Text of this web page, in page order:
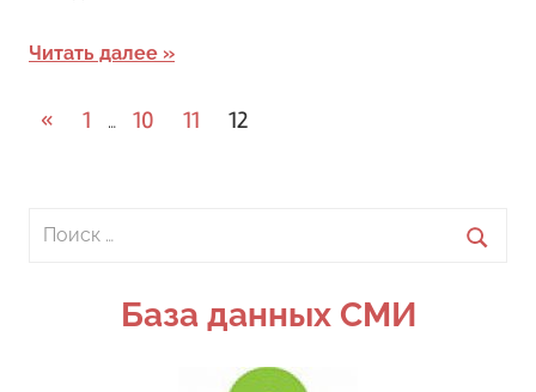
Читать далее
Навигация
« Предыдущие
1 … 10 11 12
Поиск
База данных СМИ